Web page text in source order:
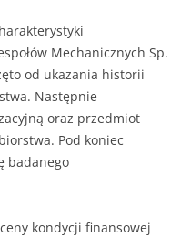
Mechanicznych Sp.
od ukazania historii
Następnie
oraz przedmiot
Pod koniec
badanego
kondycji finansowej